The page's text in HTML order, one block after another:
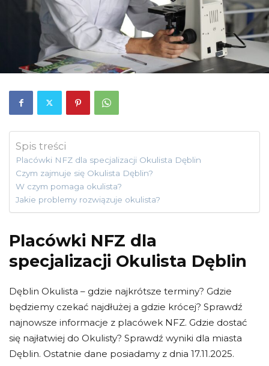
Spis treści
Placówki NFZ dla specjalizacji Okulista Dęblin
Czym zajmuje się Okulista Dęblin?
W czym pomaga okulista?
Jakie problemy rozwiązuje okulista?
Placówki NFZ dla
specjalizacji Okulista Dęblin
Dęblin Okulista – gdzie najkrótsze terminy? Gdzie
będziemy czekać najdłużej a gdzie krócej? Sprawdź
najnowsze informacje z placówek NFZ. Gdzie dostać
się najłatwiej do Okulisty? Sprawdź wyniki dla miasta
Dęblin. Ostatnie dane posiadamy z dnia 17.11.2025.